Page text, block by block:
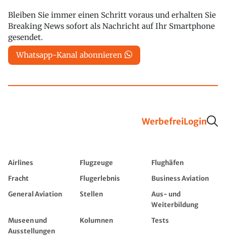
Bleiben Sie immer einen Schritt voraus und erhalten Sie
Breaking News sofort als Nachricht auf Ihr Smartphone
gesendet.
Whatsapp-Kanal abonnieren
WerbefreiLogin
Airlines Flugzeuge
Flughäfen
Fracht
Flugerlebnis
Business Aviation
General Aviation
Stellen
Aus- und
Weiterbildung
Museen und
Ausstellungen
Kolumnen Tests